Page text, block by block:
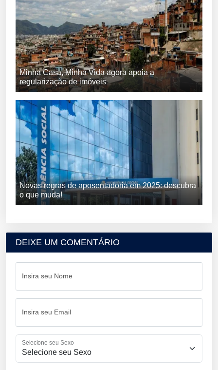
Minha Casa, Minha Vida agora apoia a
regularização de imóveis
Novas regras de aposentadoria em 2025: descubra
o que muda!
DEIXE UM COMENTÁRIO
Insira seu Nome
Insira seu Email
Selecione seu Sexo